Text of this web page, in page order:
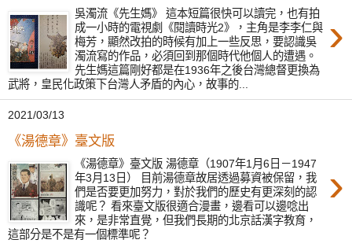
›
吳濁流《先生媽》 這本短篇很快可以讀完，也有拍
成一小時的電視劇《閱讀時光2》，主角是李李仁與
梅芳，顯然改拍的時候有加上一些反思，要認識吳
濁流寫的作品，必須回到那個時代他個人的遭遇。
先生媽這篇剛好都是在1936年之後台灣總督更換為
武將，皇民化政策下台灣人矛盾的內心，故事的...
2021/03/13
《湯德章》臺文版
›
《湯德章》臺文版 湯德章（1907年1月6日－1947
年3月13日） 目前湯德章故居透過募資被保留，我
們是否要更加努力，對於我們的歷史有更深刻的認
識呢？ 看來臺文版很適合漫畫，邊看可以邊唸出
來，是非常直覺，但我們長期的北京話漢字教育，
這部分是不是有一個標準呢？